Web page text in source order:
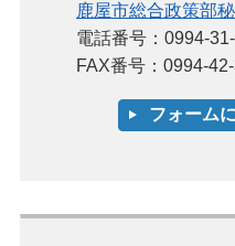
鹿屋市総合政策部
電話番号：0994-
FAX番号：0994-